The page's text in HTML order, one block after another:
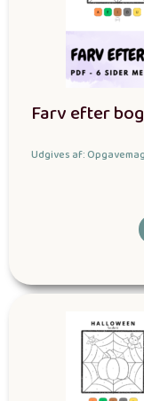
Farv efter
Udgives af: